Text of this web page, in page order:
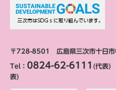
〒728-8501 広島県三次市十日市
Tel： 0824-62-6111 (代表)
表)